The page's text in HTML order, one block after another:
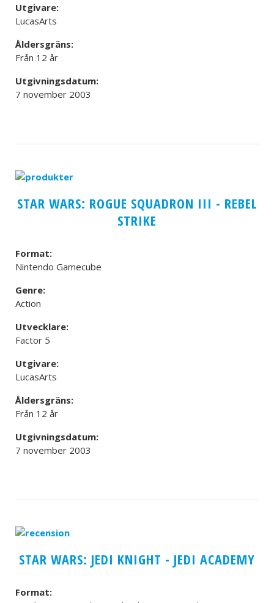
Utgivare:
LucasArts
Åldersgräns:
Från 12 år
Utgivningsdatum:
7 november 2003
STAR WARS: ROGUE SQUADRON III - REBEL
STRIKE
Format:
Nintendo Gamecube
Genre:
Action
Utvecklare:
Factor 5
Utgivare:
LucasArts
Åldersgräns:
Från 12 år
Utgivningsdatum:
7 november 2003
STAR WARS: JEDI KNIGHT - JEDI ACADEMY
Format: